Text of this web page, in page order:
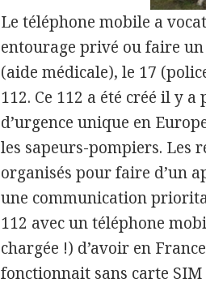
Le téléphone mobile a
entourage privé ou faire
(aide médicale), le 17
112. Ce 112 a été créé il y
d’urgence unique en
les sapeurs-pompiers. Les
organisés pour faire d’un
une communication
112 avec un téléphone
chargée !) d’avoir en
fonctionnait sans carte